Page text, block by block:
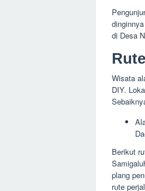
di Desa
Wisata
DIY.
Berikut
plang
rute